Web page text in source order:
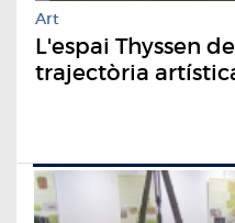
Art
L'espai Thyssen
trajectòria